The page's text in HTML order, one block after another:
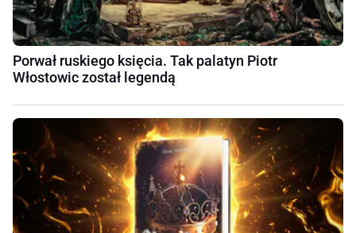
Porwał ruskiego księcia. Tak palatyn Piotr
Włostowic został legendą